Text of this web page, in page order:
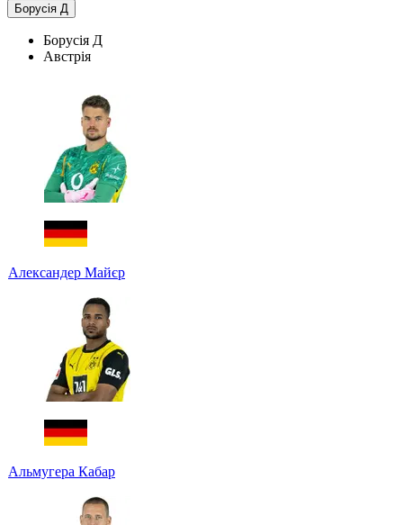
Борусія Д
Борусія Д
Австрія
Александер Майєр
Альмугера Кабар